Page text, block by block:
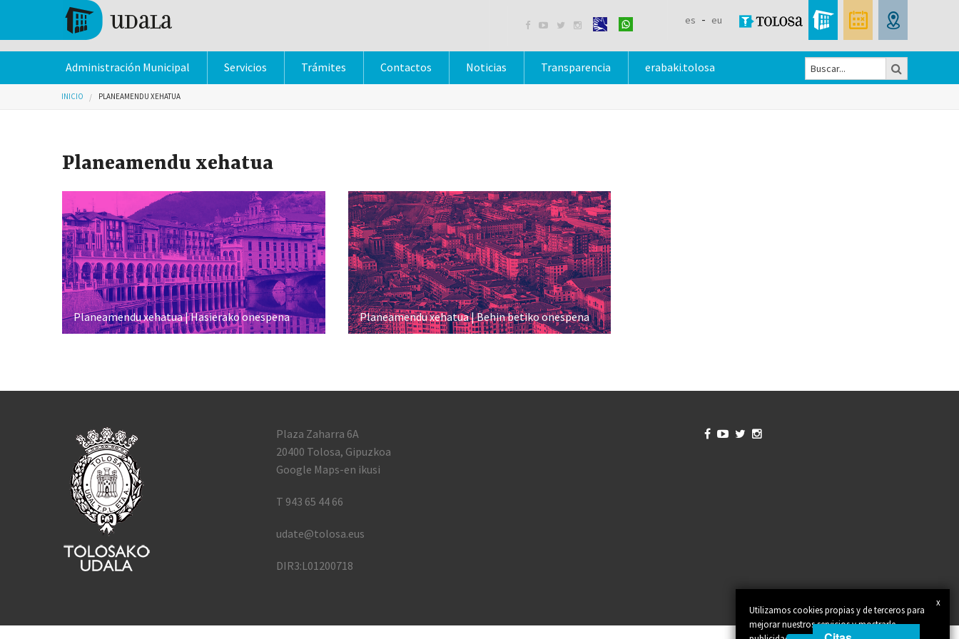
Pasar al contenido principal
    es eu
Formulario
Administración Municipal Servicios Trámites Contactos Noticias Transparencia erabaki.tolosa
Usted está aquí
INICIO PLANEAMENDU XEHATUA
Planeamendu xehatua
Planeamendu xehatua | Hasierako onespena Planeamendu xehatua | Behin betiko onespena
x
Utilizamos cookies propias y de terceros para
mejorar nuestros servicios y mostrarle
Plaza Zaharra 6A
20400 Tolosa, Gipuzkoa
Google Maps-en ikusi
T 943 65 44 66
udate@tolosa.eus
DIR3:L01200718
   